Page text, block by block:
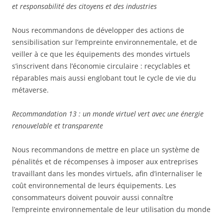
et responsabilité des citoyens et des industries
Nous recommandons de développer des actions de
sensibilisation sur l’empreinte environnementale, et de
veiller à ce que les équipements des mondes virtuels
s’inscrivent dans l’économie circulaire : recyclables et
réparables mais aussi englobant tout le cycle de vie du
métaverse.
Recommandation 13 : un monde virtuel vert avec une énergie
renouvelable et transparente
Nous recommandons de mettre en place un système de
pénalités et de récompenses à imposer aux entreprises
travaillant dans les mondes virtuels, afin d’internaliser le
coût environnemental de leurs équipements. Les
consommateurs doivent pouvoir aussi connaître
l’empreinte environnementale de leur utilisation du monde